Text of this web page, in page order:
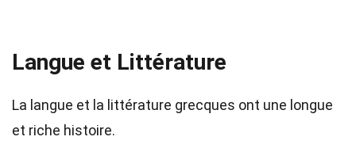
Langue et Littérature
La langue et la littérature grecques ont une longue
et riche histoire.